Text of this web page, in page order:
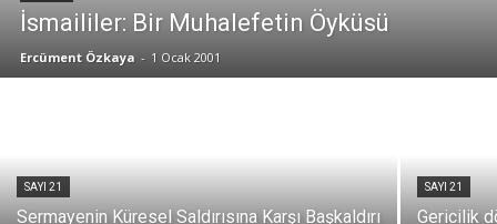
İsmaililer: Bir Muhalefetin Öyküsü
Ercüment Özkaya - 1 Ocak 2001
SAYI 21
Sermayenin Küresel Saldırısına Karşı Başkaldırı
SAYI 21
Gericilik